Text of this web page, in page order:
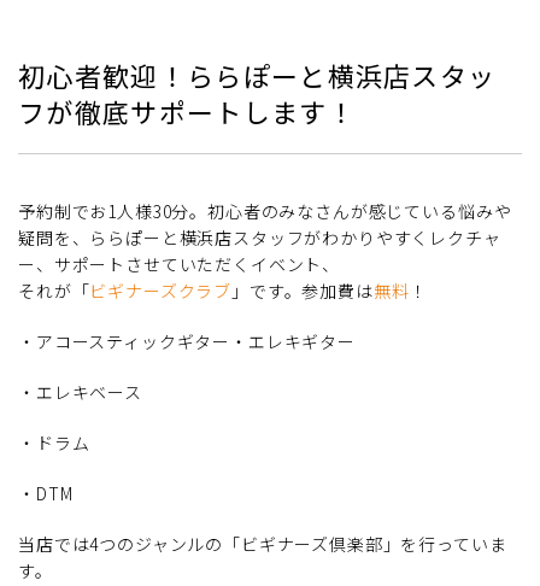
初心者歓迎！ららぽーと横浜店スタッ
フが徹底サポートします！
予約制でお1人様30分。初心者のみなさんが感じている悩みや
疑問を、ららぽーと横浜店スタッフがわかりやすくレクチャ
ー、サポートさせていただくイベント、
それが「ビギナーズクラブ 」です。参加費は無料 ！
・アコースティックギター・エレキギター
・エレキベース
・ドラム
・DTM
当店では4つのジャンルの「ビギナーズ倶楽部」を行っていま
す。